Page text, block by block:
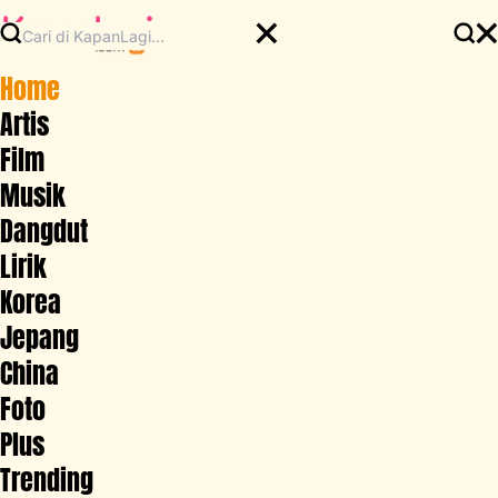
Home
Artis
Film
Musik
Dangdut
Lirik
Korea
Jepang
China
Foto
Plus
Trending